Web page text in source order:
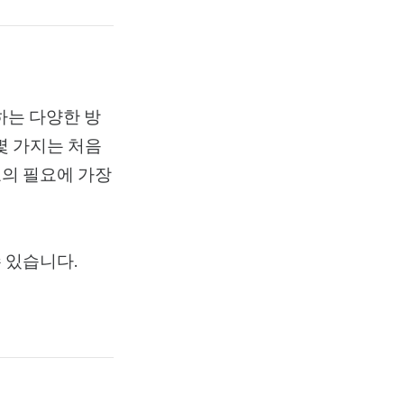
는 다양한 방
가지는 처음
필요에 가장
있습니다.